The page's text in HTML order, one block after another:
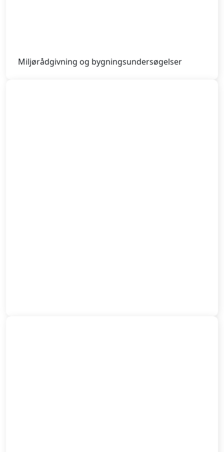
Miljørådgivning og bygningsundersøgelser